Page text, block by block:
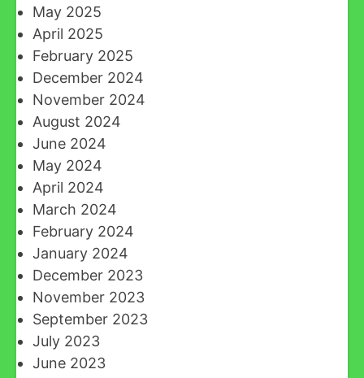
May 2025
April 2025
February 2025
December 2024
November 2024
August 2024
June 2024
May 2024
April 2024
March 2024
February 2024
January 2024
December 2023
November 2023
September 2023
July 2023
June 2023